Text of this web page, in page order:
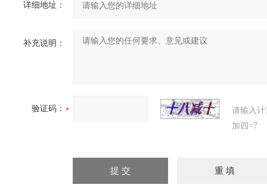
详细地址：
补充说明：
验证码：
请输入
加四=7